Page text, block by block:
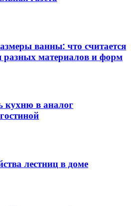
ванны: что считается
разных материалов и форм
кухню в аналог
лестниц в доме